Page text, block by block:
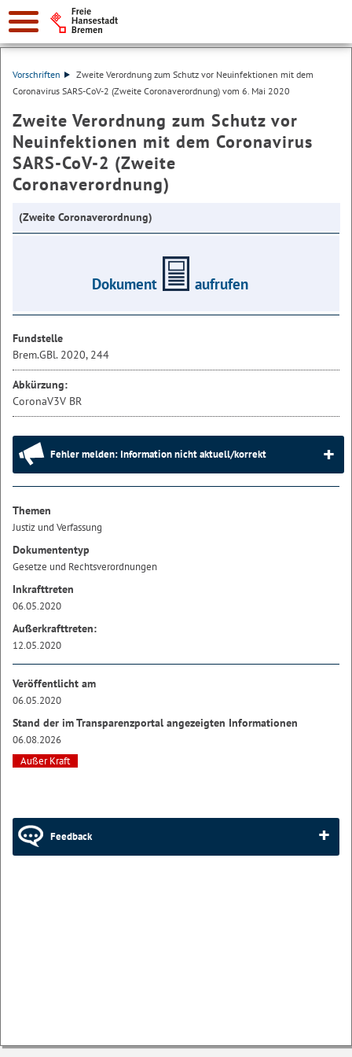
Vorschriften
Zweite Verordnung zum Schutz vor Neuinfektionen mit dem
Coronavirus SARS-CoV-2 (Zweite Coronaverordnung) vom 6. Mai 2020
Zweite Verordnung zum Schutz vor
Neuinfektionen mit dem Coronavirus
SARS-CoV-2 (Zweite
Coronaverordnung)
(Zweite Coronaverordnung)
Dokument aufrufen
Fundstelle
Brem.GBl. 2020, 244
Abkürzung:
CoronaV3V BR
Fehler melden: Information nicht aktuell/korrekt
Themen
Justiz und Verfassung
Dokumententyp
Gesetze und Rechtsverordnungen
Inkrafttreten
06.05.2020
Außerkrafttreten:
12.05.2020
Veröffentlicht am
06.05.2020
Stand der im Transparenzportal angezeigten Informationen
06.08.2026
Außer Kraft
Feedback